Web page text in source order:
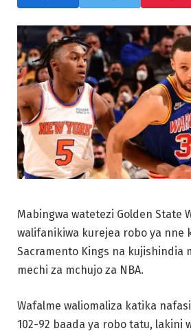
Mabingwa watetezi Golden State
walifanikiwa kurejea robo ya nne
Sacramento Kings na kujishindia
mechi za mchujo za NBA.
Wafalme waliomaliza katika
102-92 baada ya robo tatu, lakini